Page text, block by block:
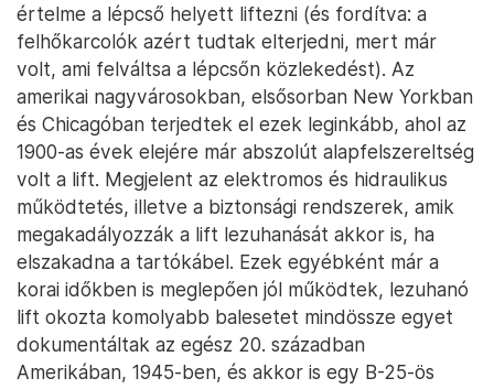
értelme a lépcső helyett liftezni (és fordítva: a
felhőkarcolók azért tudtak elterjedni, mert már
volt, ami felváltsa a lépcsőn közlekedést). Az
amerikai nagyvárosokban, elsősorban New Yorkban
és Chicagóban terjedtek el ezek leginkább, ahol az
1900-as évek elejére már abszolút alapfelszereltség
volt a lift. Megjelent az elektromos és hidraulikus
működtetés, illetve a biztonsági rendszerek, amik
megakadályozzák a lift lezuhanását akkor is, ha
elszakadna a tartókábel. Ezek egyébként már a
korai időkben is meglepően jól működtek, lezuhanó
lift okozta komolyabb balesetet mindössze egyet
dokumentáltak az egész 20. században
Amerikában, 1945-ben, és akkor is egy B-25-ös